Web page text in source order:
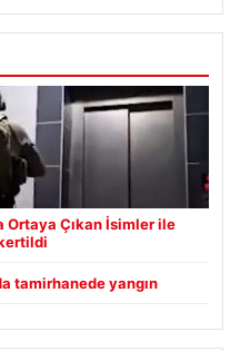
Çıkan İsimler ile
tamirhanede yangın